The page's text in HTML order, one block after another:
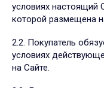
условиях
которой размещена
2.2. Покупатель
условиях
на Сайте.